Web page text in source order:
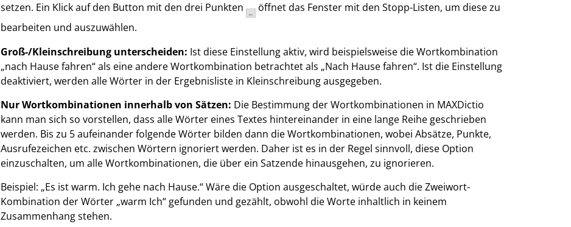
setzen. Ein Klick auf den Button mit den drei Punkten
öffnet das Fenster mit den Stopp-Listen, um diese zu
bearbeiten und auszuwählen.
Groß-/Kleinschreibung unterscheiden: Ist diese Einstellung aktiv, wird beispielsweise die Wortkombination
„nach Hause fahren“ als eine andere Wortkombination betrachtet als „Nach Hause fahren“. Ist die Einstellung
deaktiviert, werden alle Wörter in der Ergebnisliste in Kleinschreibung ausgegeben.
Nur Wortkombinationen innerhalb von Sätzen: Die Bestimmung der Wortkombinationen in MAXDictio
kann man sich so vorstellen, dass alle Wörter eines Textes hintereinander in eine lange Reihe geschrieben
werden. Bis zu 5 aufeinander folgende Wörter bilden dann die Wortkombinationen, wobei Absätze, Punkte,
Ausrufezeichen etc. zwischen Wörtern ignoriert werden. Daher ist es in der Regel sinnvoll, diese Option
einzuschalten, um alle Wortkombinationen, die über ein Satzende hinausgehen, zu ignorieren.
Beispiel: „Es ist warm. Ich gehe nach Hause.“ Wäre die Option ausgeschaltet, würde auch die Zweiwort-
Kombination der Wörter „warm Ich“ gefunden und gezählt, obwohl die Worte inhaltlich in keinem
Zusammenhang stehen.